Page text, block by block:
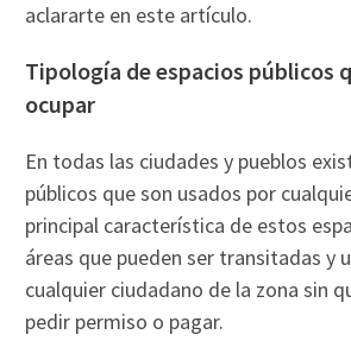
aclararte en este artículo.
Tipología de espacios públicos
ocupar
En todas las ciudades y pueblos
públicos que son usados por
principal característica de estos
áreas que pueden ser transitadas y
cualquier ciudadano de la zona sin
pedir permiso o pagar.